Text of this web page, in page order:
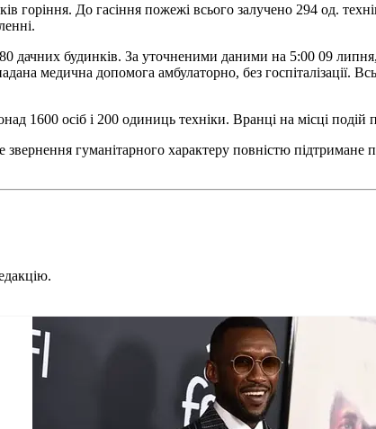
горіння. До гасіння пожежі всього залучено 294 од.
будинків. За уточненими даними на 5:00 09 липня,
медична допомога амбулаторно, без госпіталізації.
1600 осіб і 200 одиниць техніки. Вранці на місці подій
звернення гуманітарного характеру повністю підтримане